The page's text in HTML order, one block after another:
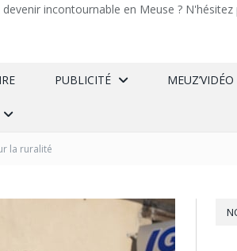
incontournable en Meuse ?
PUBLICITÉ MEUZ’VIDÉO
la ruralité